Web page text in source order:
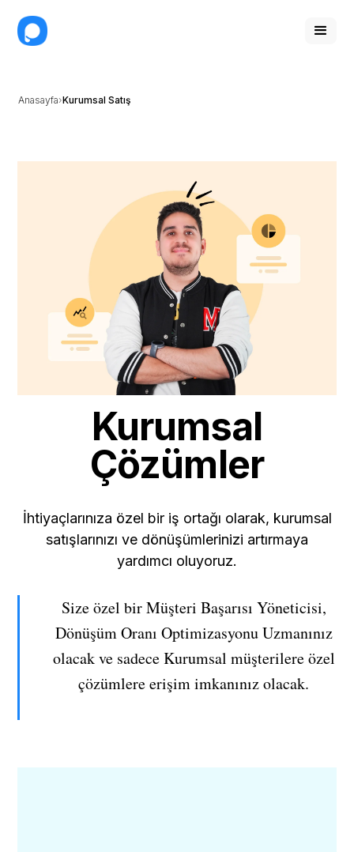
Anasayfa Kurumsal Satış
Kurumsal
Çözümler
İhtiyaçlarınıza özel bir iş ortağı olarak, kurumsal
satışlarınızı ve dönüşümlerinizi artırmaya
yardımcı oluyoruz.
Size özel bir Müşteri Başarısı Yöneticisi,
Dönüşüm Oranı Optimizasyonu Uzmanınız
olacak ve sadece Kurumsal müşterilere özel
çözümlere erişim imkanınız olacak.